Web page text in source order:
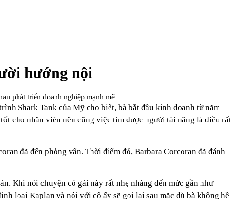
hướng nội
phát triển doanh nghiệp mạnh mẽ.
Shark Tank của Mỹ cho biết, bà bắt đầu kinh doanh từ năm
cho nhân viên nên cũng việc tìm được người tài năng là điều rất
đã đến phỏng vấn. Thời điểm đó, Barbara Corcoran đã đánh
Khi nói chuyện cô gái này rất nhẹ nhàng đến mức gần như
loại Kaplan và nói với cô ấy sẽ gọi lại sau mặc dù bà không hề